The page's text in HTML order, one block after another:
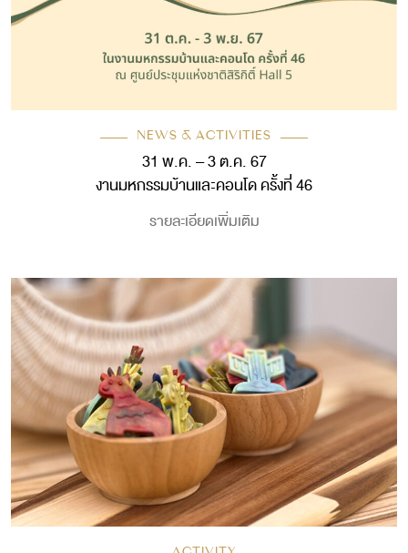
NEWS & ACTIVITIES
31 พ.ค. – 3 ต.ค. 67
งานมหกรรมบ้านและคอนโด ครั้งที่ 46
รายละเอียดเพิ่มเติม